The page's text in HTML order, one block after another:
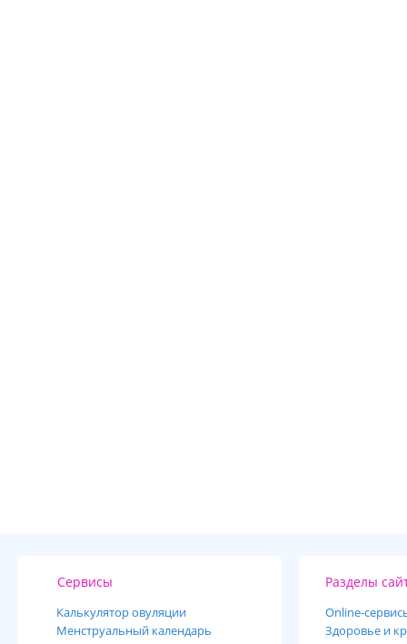
Сервисы
Калькулятор овуляции
Менструальный календарь
Разделы
Online-
Здоровье и